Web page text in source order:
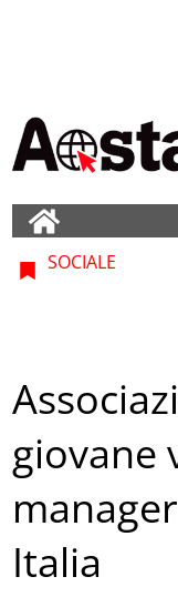
SOCIALE
giovane
Italia